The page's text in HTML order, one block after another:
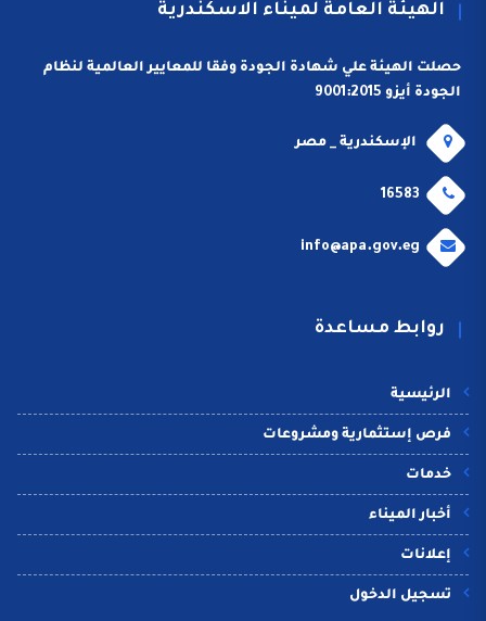
الهيئة العامة لميناء الاسكندرية
حصلت الهيئة علي شهادة الجودة وفقا للمعايير العالمية لنظام
الجودة أيزو 9001:2015
الإسكندرية _ مصر
16583
info@apa.gov.eg
روابط مساعدة
الرئيسية
فرص إستثمارية ومشروعات
خدمات
أخبار الميناء
إعلانات
تسجيل الدخول